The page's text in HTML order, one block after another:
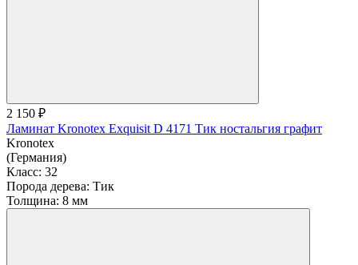
2 150 ₽
Ламинат Kronotex Exquisit D 4171 Тик ностальгия графит
Kronotex
(Германия)
Класс: 32
Порода дерева: Тик
Толщина: 8 мм